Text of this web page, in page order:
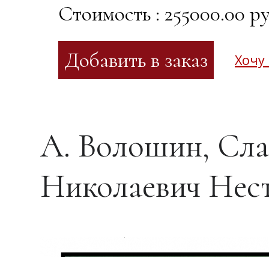
Стоимость : 255000.00
Хочу
А. Волошин,
Николаевич